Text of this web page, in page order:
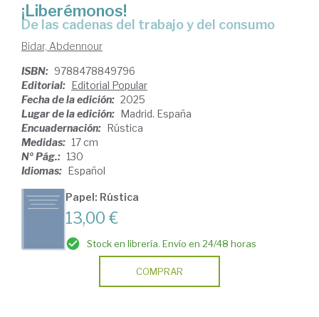
¡Liberémonos!
De las cadenas del trabajo y del consumo
Bidar, Abdennour
ISBN: 9788478849796
Editorial: Editorial Popular
Fecha de la edición: 2025
Lugar de la edición: Madrid. España
Encuadernación: Rústica
Medidas: 17 cm
Nº Pág.: 130
Idiomas: Español
Papel: Rústica
13,00 €
Stock en librería. Envío en 24/48 horas
COMPRAR